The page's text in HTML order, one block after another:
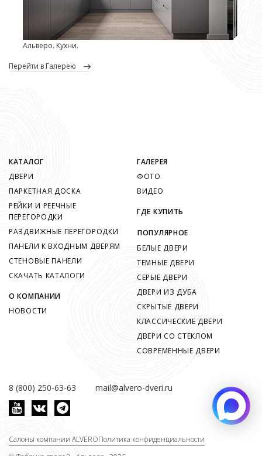
Альверо. Кухни.
перейти в Галерею
8 (800) 250-63-63 mail@alvero-dveri.ru
КАТАЛОГ
ДВЕРИ
ПАРКЕТНАЯ ДОСКА
РЕЙКИ И РЕЕЧНЫЕ
ПЕРЕГОРОДКИ
РАЗДВИЖНЫЕ ПЕРЕГОРОДКИ
ПАНЕЛИ К ВХОДНЫМ ДВЕРЯМ
СТЕНОВЫЕ ПАНЕЛИ
СКАЧАТЬ КАТАЛОГИ
О КОМПАНИИ
НОВОСТИ
ГАЛЕРЕЯ
ФОТО
ВИДЕО
ГДЕ КУПИТЬ
ПОПУЛЯРНОЕ
БЕЛЫЕ ДВЕРИ
ТЕМНЫЕ ДВЕРИ
СЕРЫЕ ДВЕРИ
ДВЕРИ ИЗ ДУБА
СКРЫТЫЕ ДВЕРИ
КЛАССИЧЕСКИЕ ДВЕРИ
ДВЕРИ СО СТЕКЛОМ
СОВРЕМЕННЫЕ ДВЕРИ
Салоны компании ALVEROПолитика конфиденциальности